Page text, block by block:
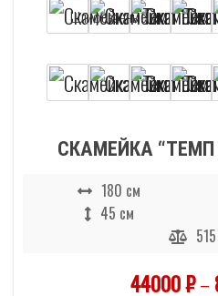
СКАМЕЙКА “ТЕМП
180 см
45 см
44000₽–